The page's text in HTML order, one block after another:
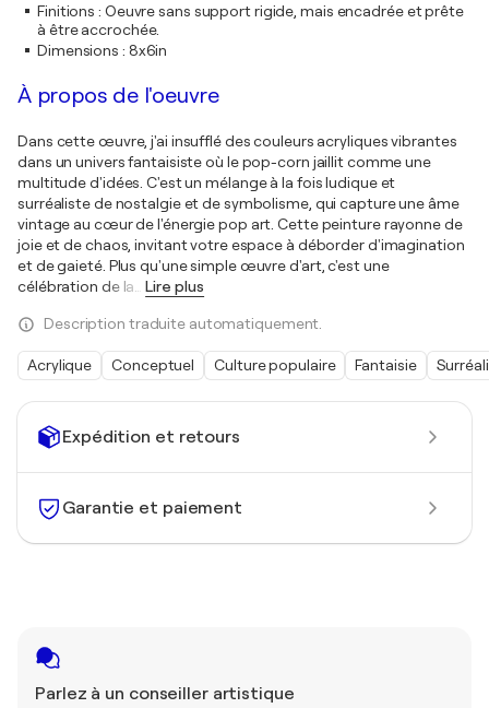
Expédition et retours
Garantie et paiement
Parlez à un conseiller artistique
Finitions : Oeuvre sans support rigide, mais encadrée et prête
à être accrochée.
Dimensions : 8x6in
À propos de l'oeuvre
Dans cette œuvre, j'ai insufflé des couleurs acryliques vibrantes
dans un univers fantaisiste où le pop-corn jaillit comme une
multitude d'idées. C'est un mélange à la fois ludique et
surréaliste de nostalgie et de symbolisme, qui capture une âme
vintage au cœur de l'énergie pop art. Cette peinture rayonne de
joie et de chaos, invitant votre espace à déborder d'imagination
et de gaieté. Plus qu'une simple œuvre d'art, c'est une
célébration de la
Lire plus
Description traduite automatiquement.
Acrylique Conceptuel Culture populaire Fantaisie